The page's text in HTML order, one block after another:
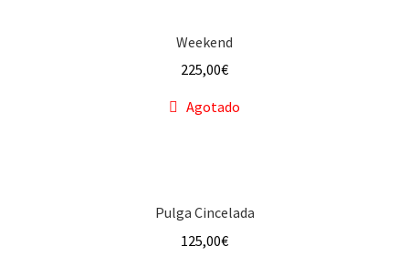
Weekend
225,00€
Agotado
Pulga Cincelada
125,00€